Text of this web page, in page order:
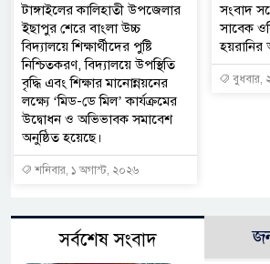
টাঙ্গাইলের কালিহাতী উপজেলার
ইছাপুর শেরে বাংলা উচ্চ
বিদ্যালয়ে শিক্ষার্থীদের পুষ্টি
নিশ্চিতকরণ, বিদ্যালয়ে উপস্থিতি
বৃদ্ধি এবং শিক্ষার মানোন্নয়নের
লক্ষ্যে ‘মিড-ডে মিল’ কার্যক্রমের
উদ্বোধন ও অভিভাবক সমাবেশ
অনুষ্ঠিত হয়েছে।
শনিবার, ১ অগাস্ট, ২০২৬
সংবাদ
সাবেক
বুধবার,
সর্বশেষ সংবাদ